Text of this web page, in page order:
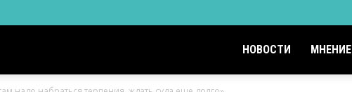
НОВОСТИ МНЕНИЕ